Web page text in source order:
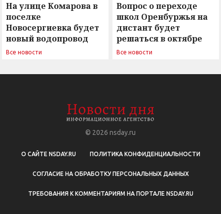
На улице Комарова в
поселке
Новосергиевка будет
новый водопровод
Все новости
Вопрос о переходе
школ Оренбуржья на
дистант будет
решаться в октябре
Все новости
© 2026 nsday.ru
О САЙТЕ NSDAY.RU ПОЛИТИКА КОНФИДЕНЦИАЛЬНОСТИ
СОГЛАСИЕ НА ОБРАБОТКУ ПЕРСОНАЛЬНЫХ ДАННЫХ
ТРЕБОВАНИЯ К КОММЕНТАРИЯМ НА ПОРТАЛЕ NSDAY.RU